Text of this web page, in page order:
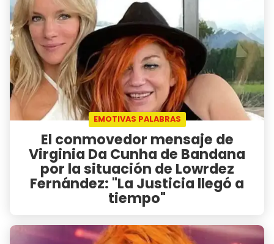
EMOTIVAS PALABRAS
El conmovedor mensaje de
Virginia Da Cunha de Bandana
por la situación de Lowrdez
Fernández: "La Justicia llegó a
tiempo"